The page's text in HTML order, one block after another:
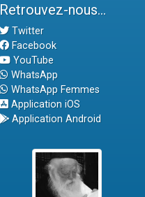
Retrouvez-nous...
Twitter
Facebook
YouTube
WhatsApp
WhatsApp Femmes
Application iOS
Application Android